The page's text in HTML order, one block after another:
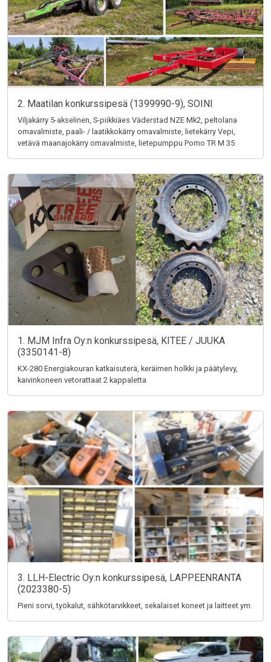
2. Maatilan konkurssipesä (1399990-9), SOINI
Viljakärry 5-akselinen, S-piikkiäes Väderstad NZE Mk2, peltolana
omavalmiste, paali- / laatikkokärry omavalmiste, lietekärry Vepi,
vetävä maanajokärry omavalmiste, lietepumppu Pomo TR M 35
1. MJM Infra Oy:n konkurssipesä, KITEE / JUUKA
(3350141-8)
KX-280 Energiakouran katkaisuterä, keräimen holkki ja päätylevy,
kaivinkoneen vetorattaat 2 kappaletta
3. LLH-Electric Oy:n konkurssipesä, LAPPEENRANTA
(2023380-5)
Pieni sorvi, työkalut, sähkötarvikkeet, sekalaiset koneet ja laitteet ym.